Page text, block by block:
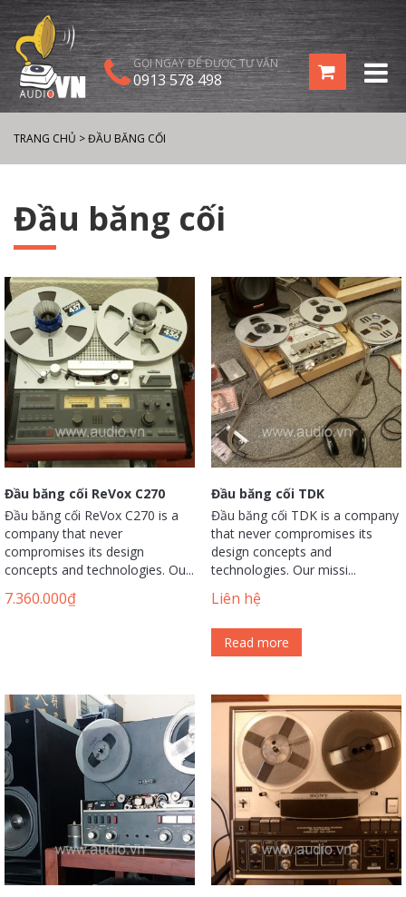
GỌI NGAY ĐỂ ĐƯỢC TƯ VẤN
0913 578 498
TRANG CHỦ >ĐẦU BĂNG CỐI
Đầu băng cối
Đầu băng cối ReVox C270
Đầu băng cối ReVox C270 is a
company that never
compromises its design
concepts and technologies. Ou...
7.360.000₫
Đầu băng cối TDK
Đầu băng cối TDK is a company
that never compromises its
design concepts and
technologies. Our missi...
Liên hệ
Read more